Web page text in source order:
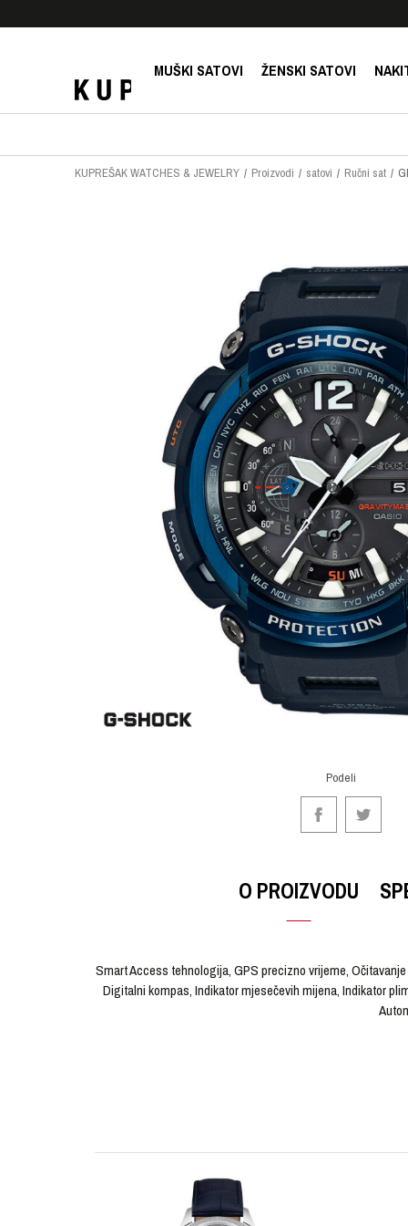
MUŠKI SATOVI ŽENSKI SATOVI
KUPREŠAK WATCHES & JEWELRY Proizvodi satovi Ručni sat
Podeli
O PROIZVODU
Smart Access tehnologija, GPS precizno vrijeme,
Digitalni kompas, Indikator mjesečevih mijena, Indikator